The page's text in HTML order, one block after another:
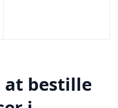
at bestille